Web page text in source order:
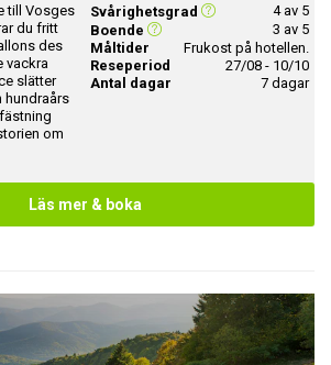
till Vosges
du fritt
des
vackra
slätter
hundraårs
om
Svårighetsgrad
4 av 5
Boende
3 av 5
Måltider
Frukost på hotellen.
Reseperiod
27/08 - 10/10
Antal dagar
7 dagar
Läs mer & boka